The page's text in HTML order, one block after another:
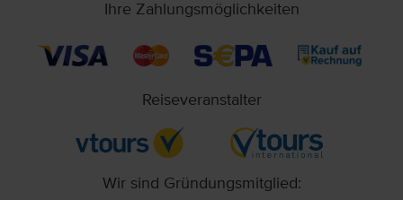
Ihre Zahlungsmöglichkeiten
Reiseveranstalter
Wir sind Gründungsmitglied: